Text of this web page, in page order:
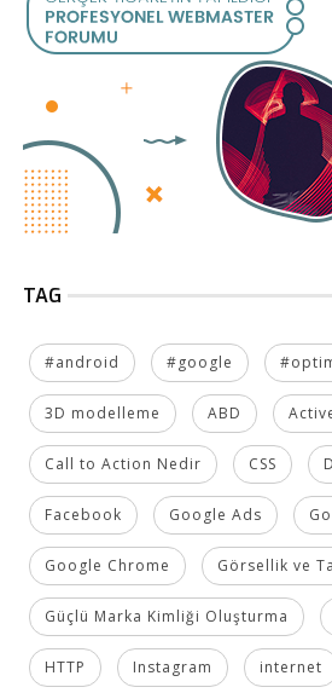
TAG
#android #google
3D modelleme ABD
Call to Action Nedir CSS
Facebook Google Ads
Google Chrome Görsellik ve
Güçlü Marka Kimliği Oluşturma
HTTP Instagram internet